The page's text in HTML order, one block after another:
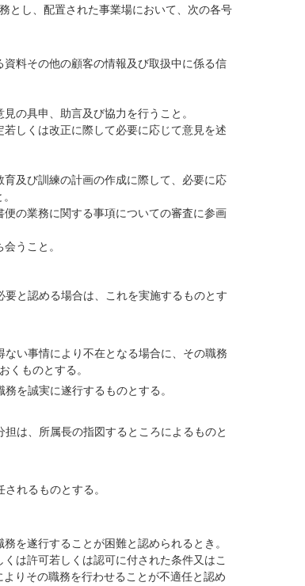
とし、配置された事業場において、次の各号
料その他の顧客の情報及び取扱中に係る信
の具申、助言及び協力を行うこと。
しくは改正に際して必要に応じて意見を述
及び訓練の計画の作成に際して、必要に応
の業務に関する事項についての審査に参画
うこと。
と認める場合は、これを実施するものとす
い事情により不在となる場合に、その職務
くものとする。
を誠実に遂行するものとする。
は、所属長の指図するところによるものと
れるものとする。
を遂行することが困難と認められるとき。
は許可若しくは認可に付された条件又はこ
りその職務を行わせることが不適任と認め